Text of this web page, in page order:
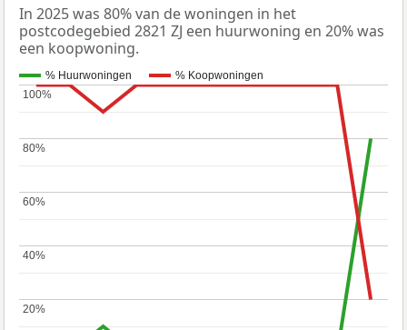
In 2025 was 80% van de woningen in het
postcodegebied 2821 ZJ een huurwoning en 20% was
een koopwoning.
% Huurwoningen % Koopwoningen
20%
20%
40%
40%
60%
60%
80%
80%
100%
100%